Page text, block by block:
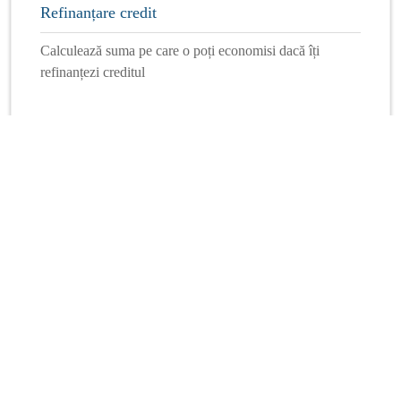
Refinanțare credit
Calculează suma pe care o poți economisi dacă îți
refinanțezi creditul